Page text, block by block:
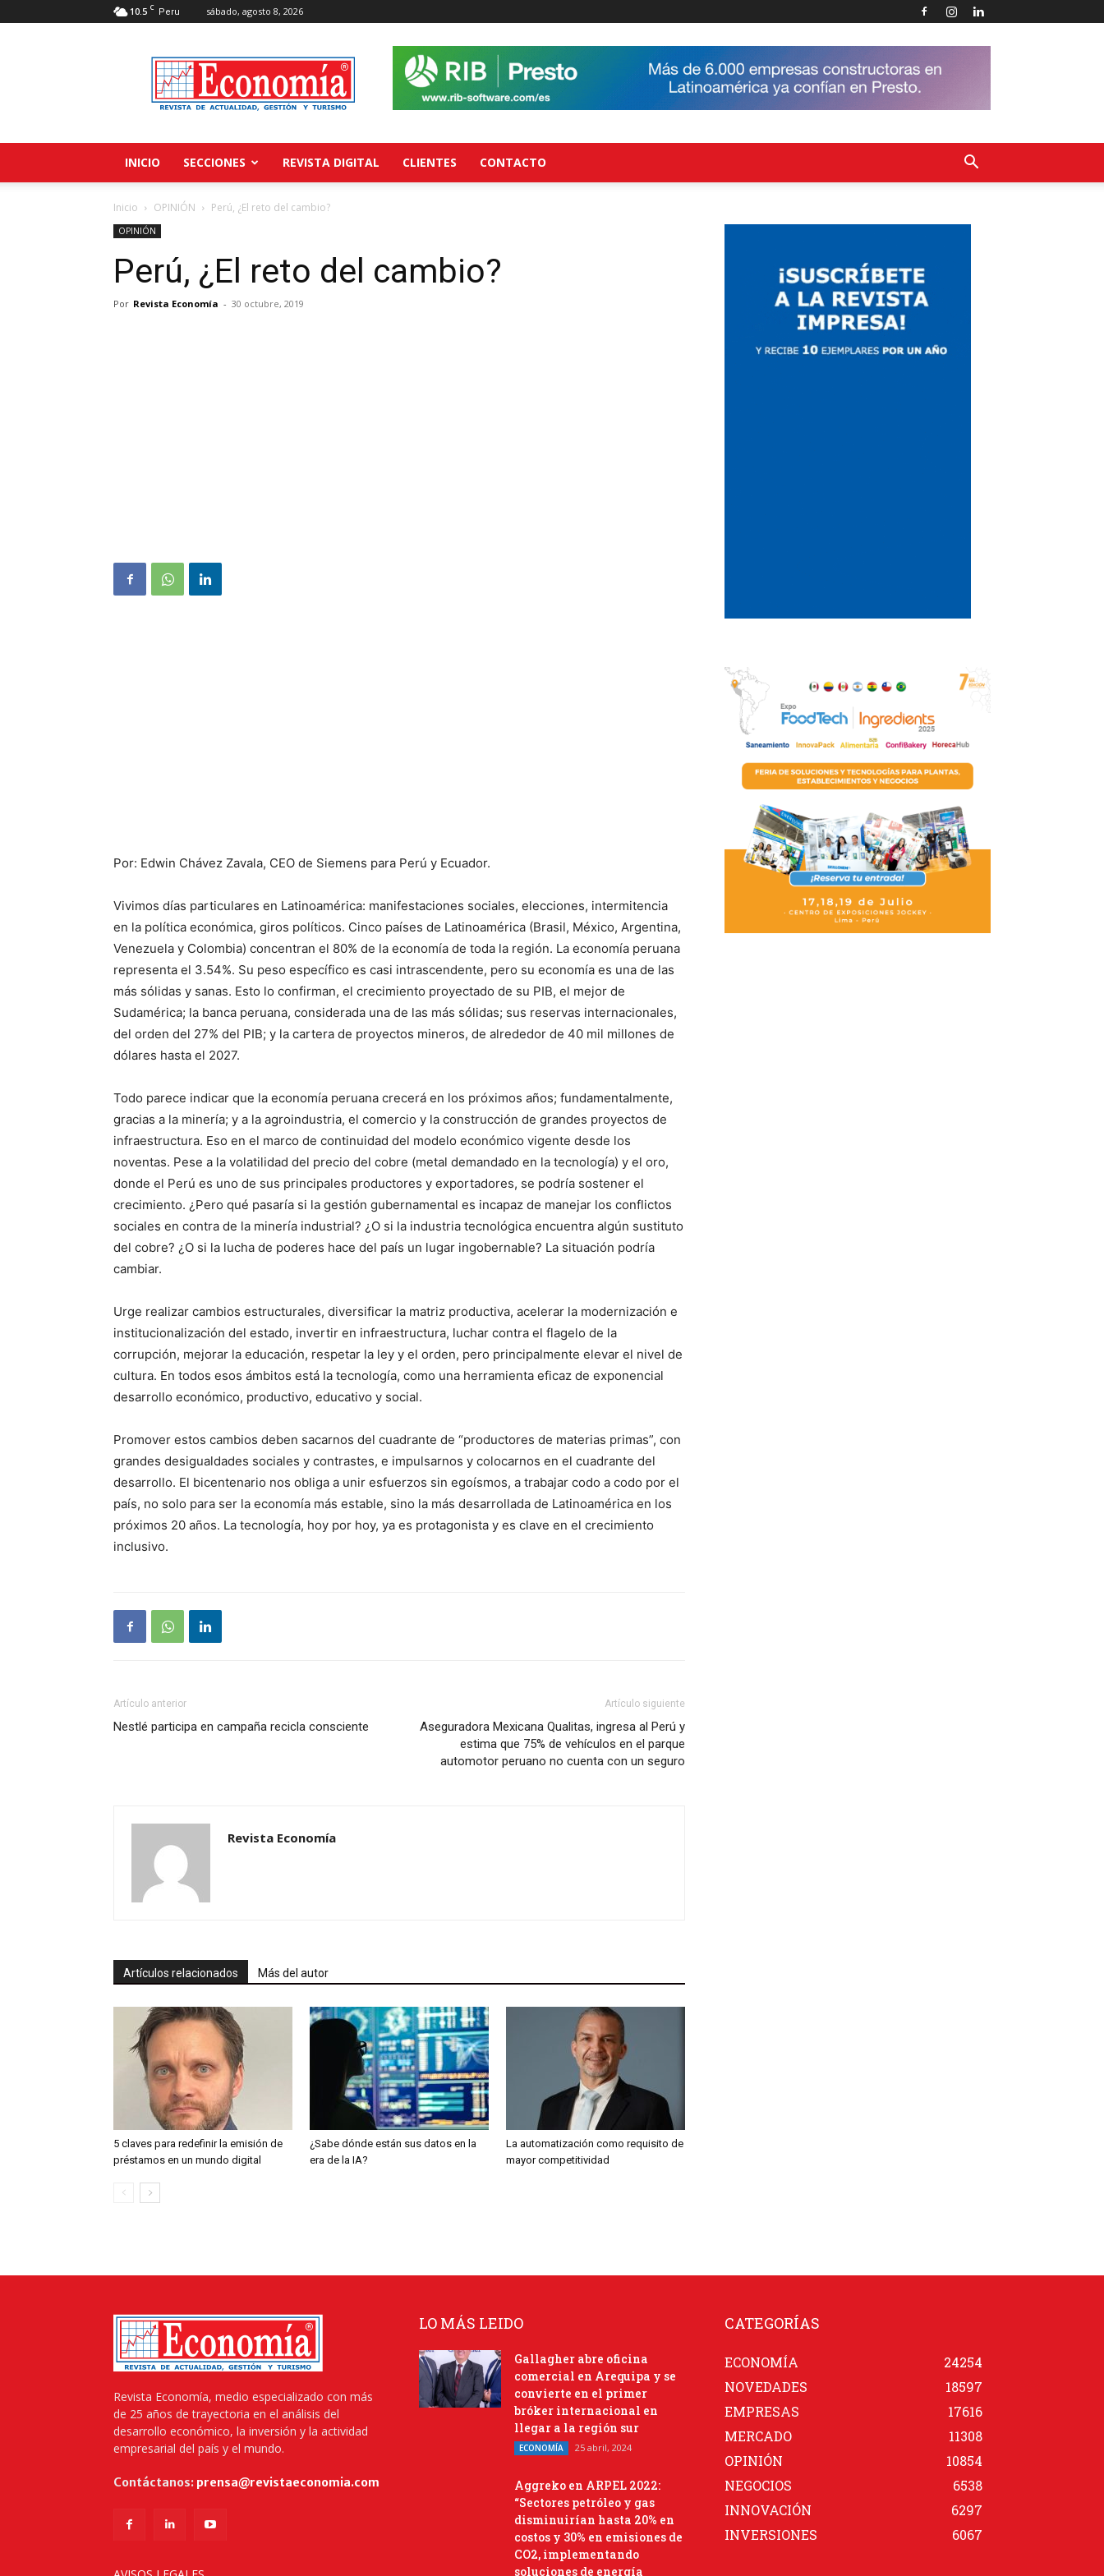
10.5 C Peru sábado, agosto 8, 2026
Revista
Economía
INICIO SECCIONES REVISTA DIGITAL CLIENTES CONTACTO
Inicio OPINIÓN Perú, ¿El reto del cambio?
OPINIÓN
Perú, ¿El reto del cambio?
Por Revista Economía - 30 octubre, 2019
Por: Edwin Chávez Zavala, CEO de Siemens para Perú y Ecuador.
Vivimos días particulares en Latinoamérica: manifestaciones sociales, elecciones, intermitencia
en la política económica, giros políticos. Cinco países de Latinoamérica (Brasil, México, Argentina,
Venezuela y Colombia) concentran el 80% de la economía de toda la región. La economía peruana
representa el 3.54%. Su peso específico es casi intrascendente, pero su economía es una de las
más sólidas y sanas. Esto lo confirman, el crecimiento proyectado de su PIB, el mejor de
Sudamérica; la banca peruana, considerada una de las más sólidas; sus reservas internacionales,
del orden del 27% del PIB; y la cartera de proyectos mineros, de alrededor de 40 mil millones de
dólares hasta el 2027.
Todo parece indicar que la economía peruana crecerá en los próximos años; fundamentalmente,
gracias a la minería; y a la agroindustria, el comercio y la construcción de grandes proyectos de
infraestructura. Eso en el marco de continuidad del modelo económico vigente desde los
noventas. Pese a la volatilidad del precio del cobre (metal demandado en la tecnología) y el oro,
donde el Perú es uno de sus principales productores y exportadores, se podría sostener el
crecimiento. ¿Pero qué pasaría si la gestión gubernamental es incapaz de manejar los conflictos
sociales en contra de la minería industrial? ¿O si la industria tecnológica encuentra algún sustituto
del cobre? ¿O si la lucha de poderes hace del país un lugar ingobernable? La situación podría
cambiar.
Urge realizar cambios estructurales, diversificar la matriz productiva, acelerar la modernización e
institucionalización del estado, invertir en infraestructura, luchar contra el flagelo de la
corrupción, mejorar la educación, respetar la ley y el orden, pero principalmente elevar el nivel de
cultura. En todos esos ámbitos está la tecnología, como una herramienta eficaz de exponencial
desarrollo económico, productivo, educativo y social.
Promover estos cambios deben sacarnos del cuadrante de “productores de materias primas”, con
grandes desigualdades sociales y contrastes, e impulsarnos y colocarnos en el cuadrante del
desarrollo. El bicentenario nos obliga a unir esfuerzos sin egoísmos, a trabajar codo a codo por el
país, no solo para ser la economía más estable, sino la más desarrollada de Latinoamérica en los
próximos 20 años. La tecnología, hoy por hoy, ya es protagonista y es clave en el crecimiento
inclusivo.
Artículo anterior
Nestlé participa en campaña recicla consciente
Artículo siguiente
Aseguradora Mexicana Qualitas, ingresa al Perú y
estima que 75% de vehículos en el parque
automotor peruano no cuenta con un seguro
Revista Economía
Artículos relacionados Más del autor
5 claves para redefinir la emisión de
préstamos en un mundo digital
¿Sabe dónde están sus datos en la
era de la IA?
La automatización como requisito de
mayor competitividad
Revista Economía, medio especializado con más
de 25 años de trayectoria en el análisis del
desarrollo económico, la inversión y la actividad
empresarial del país y el mundo.
Contáctanos: prensa@revistaeconomia.com
LO MÁS LEIDO
Gallagher abre oficina
comercial en Arequipa y se
convierte en el primer
bróker internacional en
llegar a la región sur
ECONOMÍA 25 abril, 2024
Aggreko en ARPEL 2022:
“Sectores petróleo y gas
disminuirían hasta 20% en
costos y 30% en emisiones de
CO2, implementando
soluciones de energía
CATEGORÍAS
ECONOMÍA
24254
NOVEDADES
18597
EMPRESAS
17616
MERCADO
11308
OPINIÓN
10854
NEGOCIOS
6538
INNOVACIÓN
6297
INVERSIONES
6067